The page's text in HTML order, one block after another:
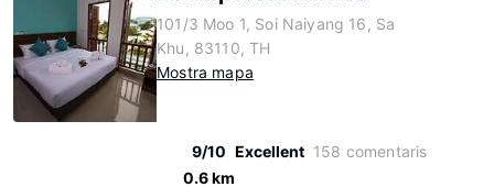
101/3 Moo 1, Soi Naiyang 16, Sa
Khu, 83110, TH
Mostra mapa
9/10 Excellent 158 comentaris
0.6 km